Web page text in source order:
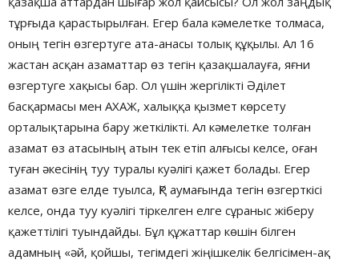
тұрғыда қарастырылған. Егер бала кәмелетке толмаса,
оның тегін өзгертуге ата-анасы толық құқылы. Ал 16
жастан асқан азаматтар өз тегін қазақшалауға, яғни
өзгертуге хақысы бар. Ол үшін жергілікті Әділет
басқармасы мен АХАЖ, халыққа қызмет көрсету
орталықтарына бару жеткілікті. Ал кәмелетке толған
азамат өз атасының атын тек етіп алғысы келсе, оған
туған әкесінің туу туралы куәлігі қажет болады. Егер
азамат өзге елде туылса, ҚР аумағында тегін өзгерткісі
келсе, онда туу куәлігі тіркелген елге сұраныс жіберу
қажеттілігі туындайды. Бұл құжаттар көшін білген
адамның «әй, қойшы, тегімдегі жіңішкелік белгісімен-ақ